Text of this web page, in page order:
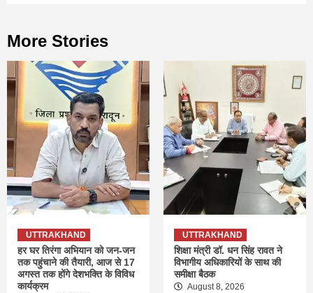
More Stories
UTTRAKHAND
हर घर तिरंगा अभियान को जन-जन
तक पहुंचाने की तैयारी, आज से 17
अगस्त तक होंगे देशभक्ति के विविध
कार्यक्रम
UTTRAKHAND
शिक्षा मंत्री डॉ. धन सिंह रावत ने
विभागीय अधिकारियों के साथ की
समीक्षा बैठक
August 8, 2026